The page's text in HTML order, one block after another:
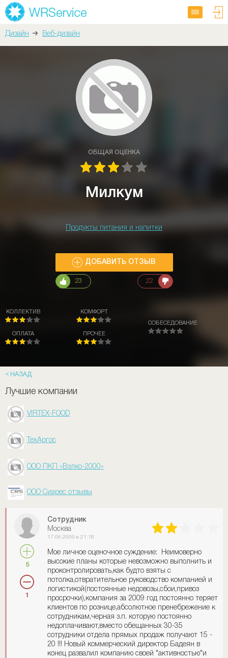
Дизайн Веб-дизайн
ОБЩАЯ ОЦЕНКА
Милкум
Продукты питания и напитки
ДОБАВИТЬ ОТЗЫВ
23 22
КОЛЛЕКТИВ
ОПЛАТА
КОМФОРТ
ПРОЧЕЕ
СОБЕСЕДОВАНИЕ
НАЗАД
Лучшие компании
VIRTEX-FOOD
ТехАргос
ООО ПКП «Вэлко-2000»
ООО Сиарес отзывы
5
1
Сотрудник
Москва
17.06.2009 в 21:18
Мое личное оценочное суждение: Неимоверно
высокие планы которые невозможно выполнить и
проконтролировать,как будто взяты с
потолка,отвратительное руководство компанией и
логистикой(постоянные недовозы,сбои,привоз
просрочки),компания за 2009 год постоянно теряет
клиентов по рознице,абсолютное пренебрежение к
сотрудникам,черная з.п. которую постоянно
недоплачивают,вместо обещанных 30-35
сотрудники отдела прямых продаж получают 15 -
20 !!! Новый коммерческий директор Бадеян в
конец развалил компанию своей "активностью"и